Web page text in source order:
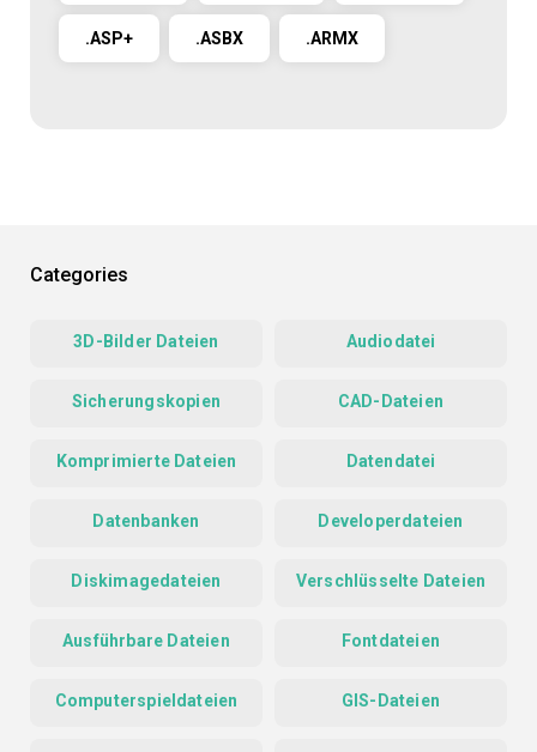
.ASP+ .ASBX .ARMX
Categories
3D-Bilder Dateien Audiodatei
Sicherungskopien CAD-Dateien
Komprimierte Dateien Datendatei
Datenbanken Developerdateien
Diskimagedateien Verschlüsselte Dateien
Ausführbare Dateien Fontdateien
Computerspieldateien GIS-Dateien